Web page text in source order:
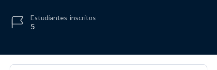
5
Estudiantes inscritos